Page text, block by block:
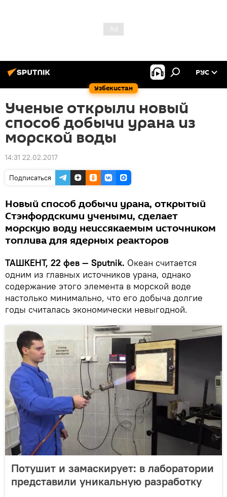
Узбекистан
РУС
Ученые открыли новый
способ добычи урана из
морской воды
14:31 22.02.2017
Подписаться
Новый способ добычи урана, открытый
Стэнфордскими учеными, сделает
морскую воду неиссякаемым источником
топлива для ядерных реакторов
ТАШКЕНТ, 22 фев — Sputnik. Океан считается
одним из главных источников урана, однако
содержание этого элемента в морской воде
настолько минимально, что его добыча долгие
годы считалась экономически невыгодной.
Потушит и замаскирует: в лаборатории
представили уникальную разработку